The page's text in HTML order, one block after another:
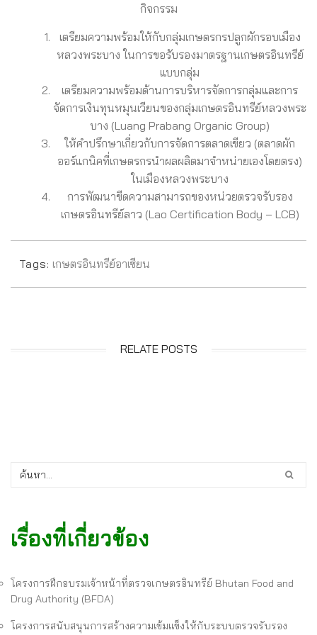
กิจกรรม
เตรียมความพร้อมให้กับกลุ่มเกษตรกรปลูกผักรอบเมือง
หลวงพระบาง ในการขอรับรองมาตรฐานเกษตรอินทรีย์
แบบกลุ่ม
เตรียมความพร้อมด้านการบริหารจัดการกลุ่มและการ
จัดการเงินทุนหมุนเวียนของกลุ่มเกษตรอินทรีย์หลวงพระ
บาง (Luang Prabang Organic Group)
ให้คำปรึกษาเกี่ยวกับการจัดการตลาดเขียว (ตลาดผัก
ออร์แกนิคที่เกษตรกรนำผลผลิตมาจำหน่ายเองโดยตรง)
ในเมืองหลวงพระบาง
การพัฒนาขีดความสามารถของหน่วยตรวจรับรอง
เกษตรอินทรีย์ลาว (Lao Certification Body – LCB)
Tags: เกษตรอินทรีย์อาเซียน
RELATE POSTS
เรื่องที่เกี่ยวข้อง
โครงการฝึกอบรมเจ้าหน้าที่ตรวจเกษตรอินทรีย์ Bhutan Food and
Drug Authority (BFDA)
‍โครงการสนับสนุนการสร้างความเข้มแข็งให้กับระบบตรวจรับรอง